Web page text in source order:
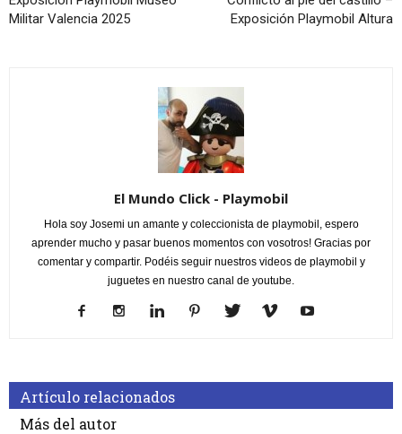
Militar Valencia 2025
Exposición Playmobil Altura
El Mundo Click - Playmobil
Hola soy Josemi un amante y coleccionista de playmobil, espero
aprender mucho y pasar buenos momentos con vosotros! Gracias por
comentar y compartir. Podéis seguir nuestros videos de playmobil y
juguetes en nuestro canal de youtube.
Artículo relacionados
Más del autor